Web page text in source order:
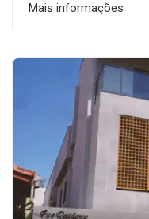
Mais informações